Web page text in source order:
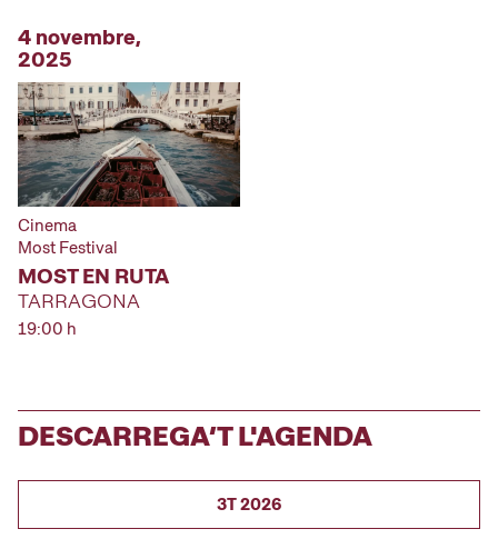
4 novembre,
2025
Cinema
Most Festival
MOST EN RUTA
TARRAGONA
19:00 h
DESCARREGA’T L'AGENDA
3T 2026